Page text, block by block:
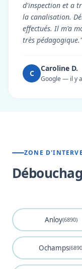
d'inspection et a
la canalisation.
effectués. Il m'a
très pédagogique."
C
Caroline D.
Google — il y
ZONE
Anloy(6890)
Ochamps